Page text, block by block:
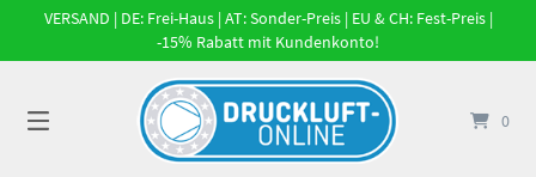
Springe
Inhalt
VERSAND | DE: Frei-Haus | AT: Sonder-Preis | EU & CH: Fest-Preis |
-15% Rabatt mit Kundenkonto!
0